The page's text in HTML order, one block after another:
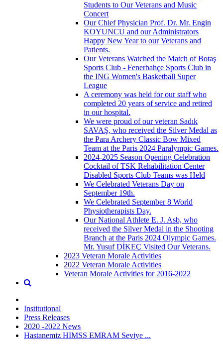
Students to Our Veterans and Music
Concert
Our Chief Physician Prof. Dr. Mr. Engin
KOYUNCU and our Administrators
Happy New Year to our Veterans and
Patients.
Our Veterans Watched the Match of Botaş
Sports Club - Fenerbahçe Sports Club in
the ING Women's Basketball Super
League
A ceremony was held for our staff who
completed 20 years of service and retired
in our hospital.
We were proud of our veteran Sadık
SAVAŞ, who received the Silver Medal as
the Para Archery Classic Bow Mixed
Team at the Paris 2024 Paralympic Games.
2024-2025 Season Opening Celebration
Cocktail of TSK Rehabilitation Center
Disabled Sports Club Teams was Held
We Celebrated Veterans Day on
September 19th.
We Celebrated September 8 World
Physiotherapists Day.
Our National Athlete E. J. Asb, who
received the Silver Medal in the Shooting
Branch at the Paris 2024 Olympic Games.
Mr. Yusuf DİKEÇ Visited Our Veterans.
2023 Veteran Morale Activities
2022 Veteran Morale Activities
Veteran Morale Activities for 2016-2022
Institutional
Press Releases
2020 -2022 News
Hastanemiz HIMSS EMRAM Seviye ...